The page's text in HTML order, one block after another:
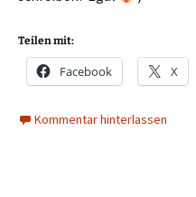
Teilen mit:
Facebook X
Kommentar hinterlassen